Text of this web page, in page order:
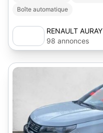
Boîte automatique
RENAULT AURAY
98 annonces